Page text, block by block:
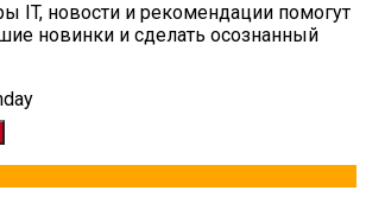
IT, новости и рекомендации помогут
новинки и сделать осознанный